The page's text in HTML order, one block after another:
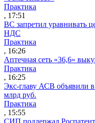
Практика
, 17:51
ВС запретил уравнивать
НДС
Практика
, 16:26
Аптечная сеть «36,6»
Практика
, 16:25
Экс-главу АСВ объявили
млрд руб.
Практика
, 15:55
СИП поддержал